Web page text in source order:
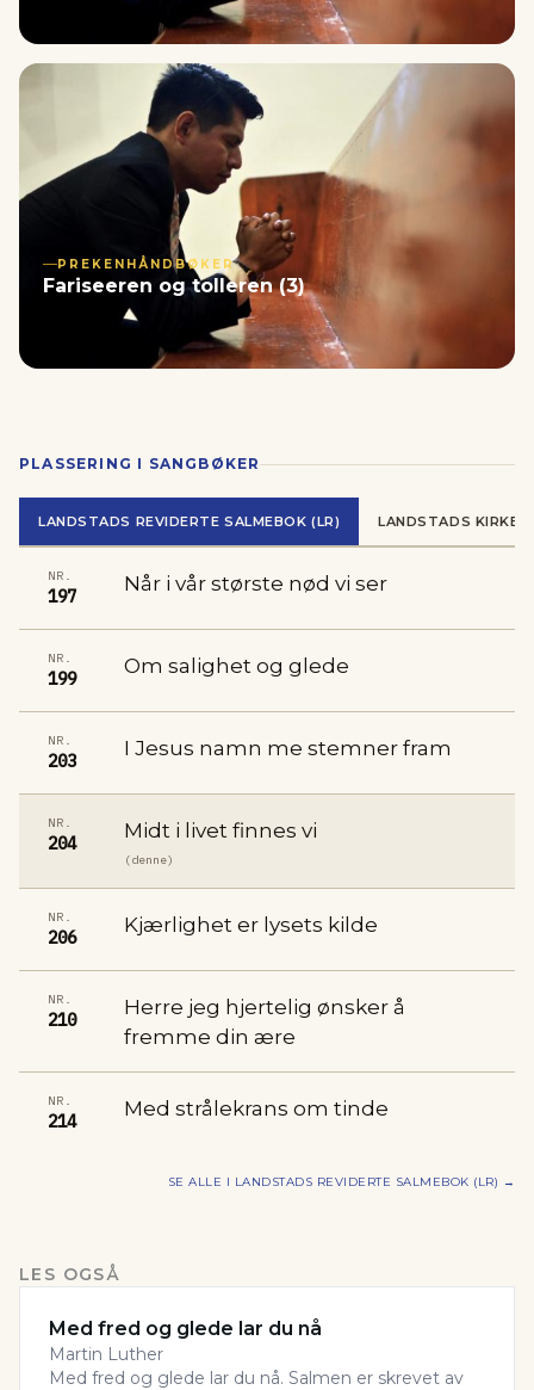
PREKENHÅNDBØKER
Fariseeren og tolleren (3)
PLASSERING I SANGBØKER
LANDSTADS REVIDERTE SALMEBOK (LR) LANDSTADS
NR.
197
Når i vår største nød vi ser
NR.
199
Om salighet og glede
NR.
203
I Jesus namn me stemner fram
NR.
204
Midt i livet finnes vi
(denne)
NR.
206
Kjærlighet er lysets kilde
NR.
210
Herre jeg hjertelig ønsker å
fremme din ære
NR.
214
Med strålekrans om tinde
SE ALLE I LANDSTADS REVIDERTE SALMEBOK (LR) →
LES OGSÅ
Med fred og glede lar du nå
Martin Luther
Med fred og glede lar du nå. Salmen er skrevet av